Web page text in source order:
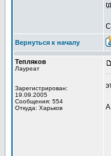
Вернуться к началу
Тепляков
Лауреат
Зарегистрирован:
19.09.2005
Сообщения: 554
Откуда: Харьков
А